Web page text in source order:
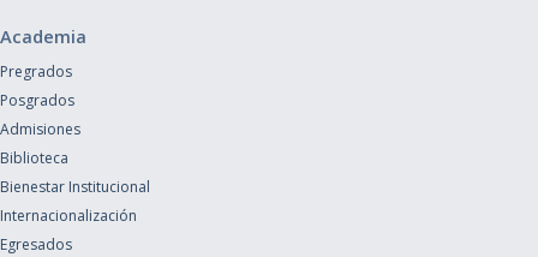
Academia
Pregrados
Posgrados
Admisiones
Biblioteca
Bienestar Institucional
Internacionalización
Egresados